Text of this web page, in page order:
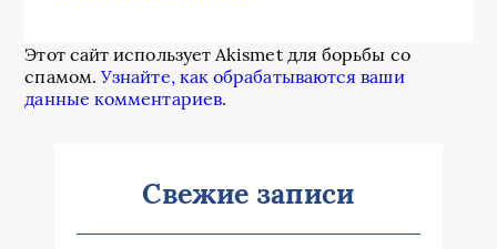
Этот сайт использует Akismet для борьбы со
спамом.Узнайте, как обрабатываются ваши
данные комментариев.
Свежие записи